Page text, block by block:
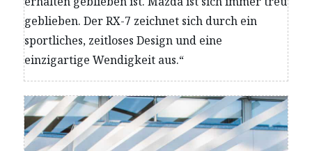
geblieben. Der RX-7 zeichnet sich durch ein
sportliches, zeitloses Design und eine
einzigartige Wendigkeit aus.“